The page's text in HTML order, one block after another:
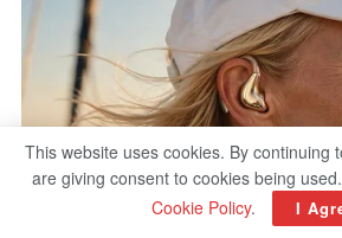
This website uses cookies. By continuing
are giving consent to cookies being
Cookie Policy. I